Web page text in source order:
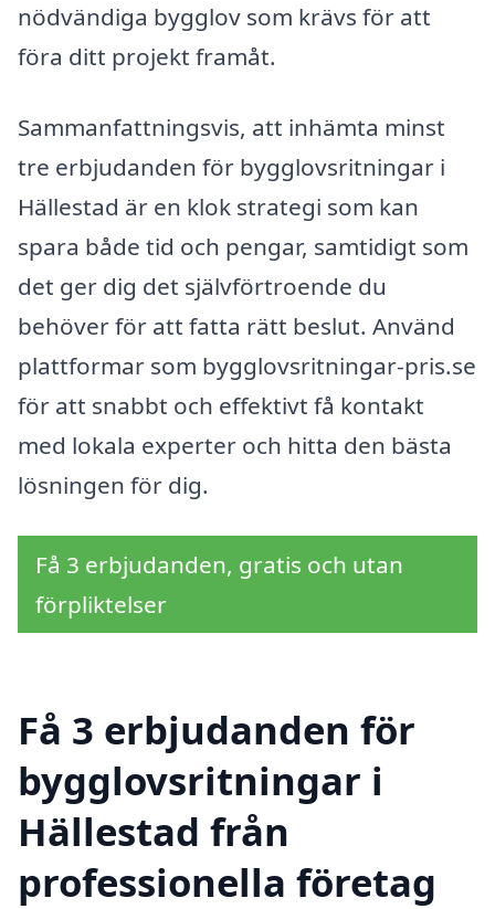
nödvändiga bygglov som krävs för att
föra ditt projekt framåt.
Sammanfattningsvis, att inhämta minst
tre erbjudanden för bygglovsritningar i
Hällestad är en klok strategi som kan
spara både tid och pengar, samtidigt som
det ger dig det självförtroende du
behöver för att fatta rätt beslut. Använd
plattformar som bygglovsritningar-pris.se
för att snabbt och effektivt få kontakt
med lokala experter och hitta den bästa
lösningen för dig.
Få 3 erbjudanden, gratis och utan
förpliktelser
Få 3 erbjudanden för
bygglovsritningar i
Hällestad från
professionella företag